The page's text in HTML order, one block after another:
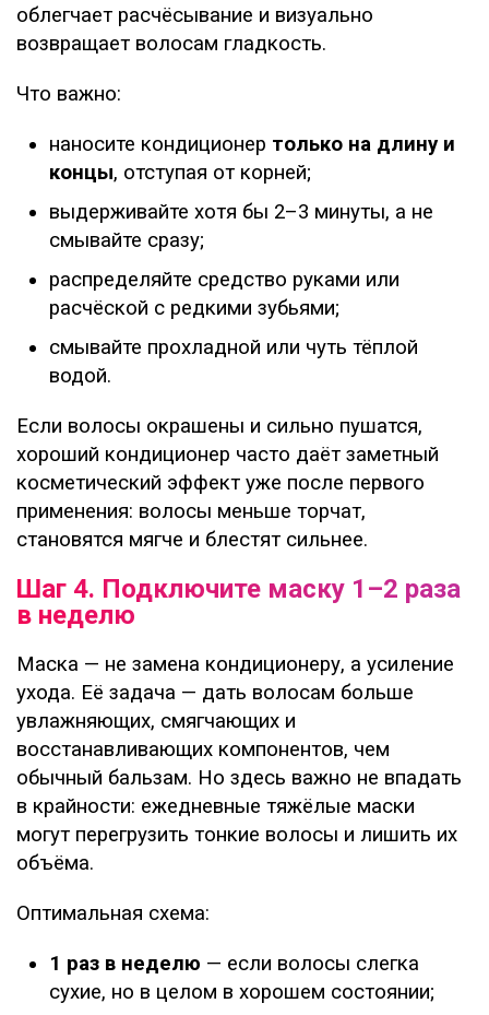
облегчает расчёсывание и визуально
возвращает волосам гладкость.
Что важно:
наносите кондиционер только на длину и
концы, отступая от корней;
выдерживайте хотя бы 2–3 минуты, а не
смывайте сразу;
распределяйте средство руками или
расчёской с редкими зубьями;
смывайте прохладной или чуть тёплой
водой.
Если волосы окрашены и сильно пушатся,
хороший кондиционер часто даёт заметный
косметический эффект уже после первого
применения: волосы меньше торчат,
становятся мягче и блестят сильнее.
Шаг 4. Подключите маску 1–2 раза
в неделю
Маска — не замена кондиционеру, а усиление
ухода. Её задача — дать волосам больше
увлажняющих, смягчающих и
восстанавливающих компонентов, чем
обычный бальзам. Но здесь важно не впадать
в крайности: ежедневные тяжёлые маски
могут перегрузить тонкие волосы и лишить их
объёма.
Оптимальная схема:
1 раз в неделю — если волосы слегка
сухие, но в целом в хорошем состоянии;